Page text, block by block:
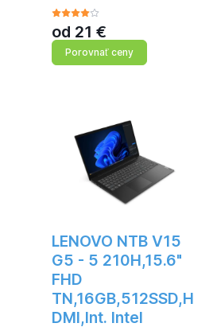
od 21 €
Porovnať ceny
LENOVO NTB V15
G5 - 5 210H,15.6"
FHD
TN,16GB,512SSD,H
DMI,Int. Intel